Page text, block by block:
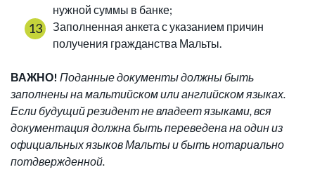
нужной суммы в банке;
Заполненная анкета с указанием причин
получения гражданства Мальты.
ВАЖНО! Поданные документы должны быть
заполнены на мальтийском или английском языках.
Если будущий резидент не владеет языками, вся
документация должна быть переведена на один из
официальных языков Мальты и быть нотариально
потдвержденной.